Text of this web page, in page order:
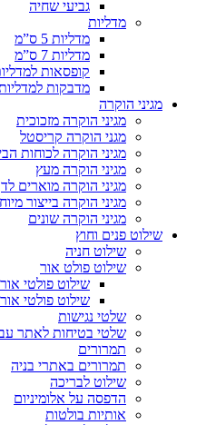
גביעי שחיה
מדליות
מדליות 5 ס”מ
מדליות 7 ס”מ
קופסאות
מדבקות
מגיני הוקרה
מגיני הוקרה מזכוכית
מגני הוקרה קריסטל
מגיני הוקרה לכוחות
מגיני הוקרה מעץ
מגיני הוקרה מוארים לד
מגיני הוקרה בייצור
מגיני הוקרה שונים
שילוט פנים וחוץ
שילוט חניה
שילוט פולט אור
שילוט פולטי
שילוט פולטי
שלטי נגישות
שלטי בטיחות לאתר
תמרורים
תמרורים באתרי בניה
שילוט לבריכה
הדפסה על אלומיניום
אותיות בולטות